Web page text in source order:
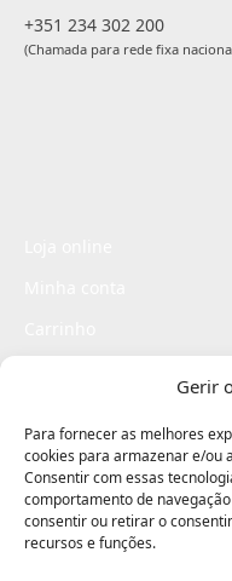
Gerir
Para fornecer as melhores
cookies para armazenar e/ou
Consentir com essas
comportamento de
consentir ou retirar o
recursos e funções.
+351 234 302 200
(Chamada para rede fixa